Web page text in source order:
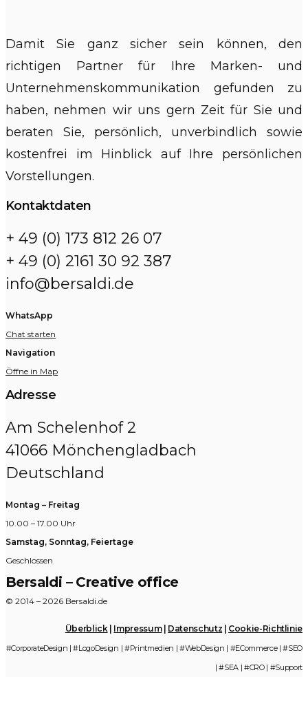
Damit Sie ganz sicher sein können, den
richtigen Partner für Ihre Marken- und
Unternehmenskommunikation gefunden zu
haben, nehmen wir uns gern Zeit für Sie und
beraten Sie, persönlich, unverbindlich sowie
kostenfrei im Hinblick auf Ihre persönlichen
Vorstellungen.
Kontaktdaten
+ 49 (0) 173 812 26 07
+ 49 (0) 2161 30 92 387
info@bersaldi.de
WhatsApp
Chat starten
Navigation
Öffne in Map
Adresse
Am Schelenhof 2
41066 Mönchengladbach
Deutschland
Montag – Freitag
10.00 – 17.00 Uhr
Samstag, Sonntag, Feiertage
Geschlossen
Bersaldi – Creative office
© 2014 – 2026 Bersaldi.de
Überblick Impressum| Datenschutz Cookie-Richtlinie
#CorporateDesign | #LogoDesign | #Printmedien | #WebDesign | #ECommerce | #SEO
| #SEA | #CRO | #Support